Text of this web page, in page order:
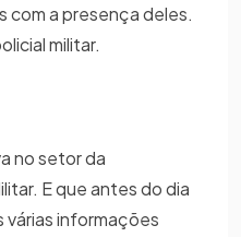
com a presença deles.
militar.
no setor da
E que antes do dia
várias informações